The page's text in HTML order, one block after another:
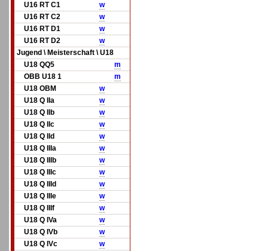
U16 RT C1
w
U16 RT C2
w
U16 RT D1
w
U16 RT D2
w
Jugend \ Meisterschaft \ U18
U18 QQ5
m
OBB U18 1
m
U18 OBM
w
U18 Q IIa
w
U18 Q IIb
w
U18 Q IIc
w
U18 Q IId
w
U18 Q IIIa
w
U18 Q IIIb
w
U18 Q IIIc
w
U18 Q IIId
w
U18 Q IIIe
w
U18 Q IIIf
w
U18 Q IVa
w
U18 Q IVb
w
U18 Q IVc
w